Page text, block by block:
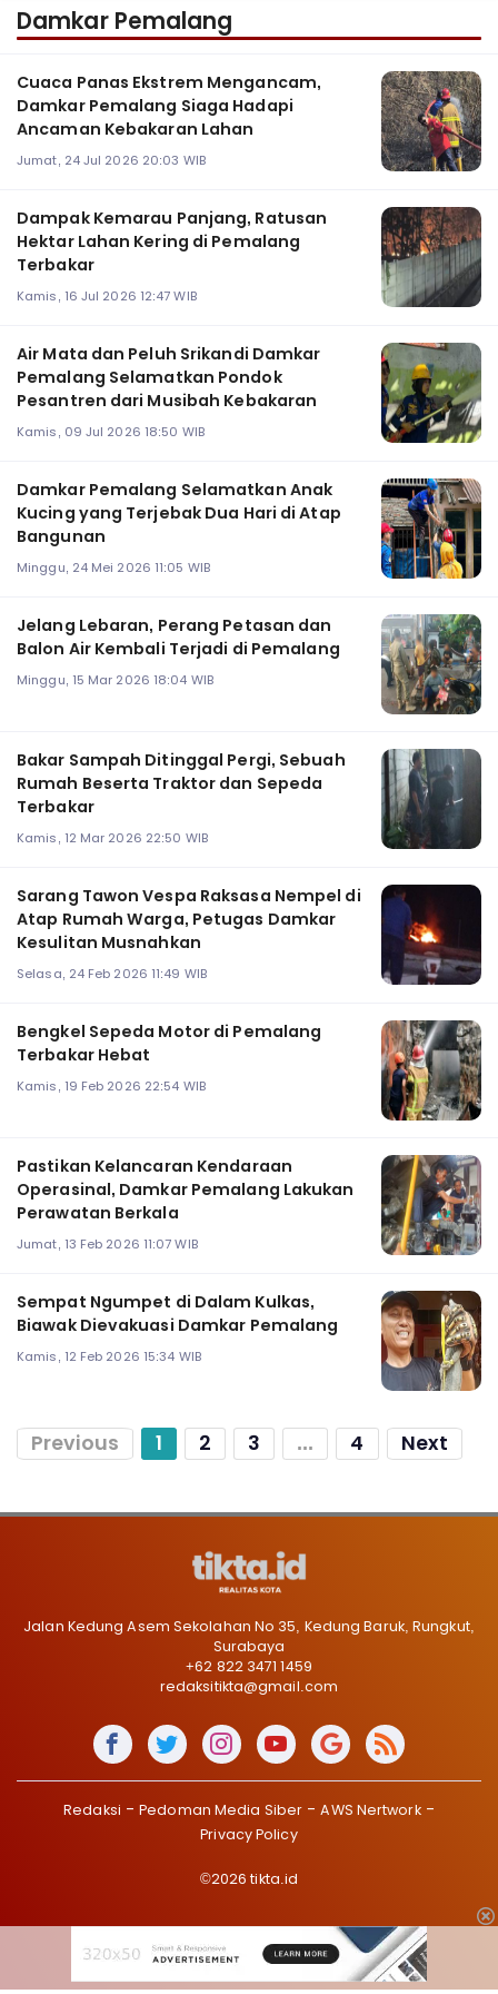
Damkar Pemalang
Cuaca Panas Ekstrem Mengancam,
Damkar Pemalang Siaga Hadapi
Ancaman Kebakaran Lahan
Jumat, 24 Jul 2026 20:03 WIB
Dampak Kemarau Panjang, Ratusan
Hektar Lahan Kering di Pemalang
Terbakar
Kamis, 16 Jul 2026 12:47 WIB
Air Mata dan Peluh Srikandi Damkar
Pemalang Selamatkan Pondok
Pesantren dari Musibah Kebakaran
Kamis, 09 Jul 2026 18:50 WIB
Damkar Pemalang Selamatkan Anak
Kucing yang Terjebak Dua Hari di Atap
Bangunan
Minggu, 24 Mei 2026 11:05 WIB
Jelang Lebaran, Perang Petasan dan
Balon Air Kembali Terjadi di Pemalang
Minggu, 15 Mar 2026 18:04 WIB
Bakar Sampah Ditinggal Pergi, Sebuah
Rumah Beserta Traktor dan Sepeda
Terbakar
Kamis, 12 Mar 2026 22:50 WIB
Sarang Tawon Vespa Raksasa Nempel di
Atap Rumah Warga, Petugas Damkar
Kesulitan Musnahkan
Selasa, 24 Feb 2026 11:49 WIB
Bengkel Sepeda Motor di Pemalang
Terbakar Hebat
Kamis, 19 Feb 2026 22:54 WIB
Pastikan Kelancaran Kendaraan
Operasinal, Damkar Pemalang Lakukan
Perawatan Berkala
Jumat, 13 Feb 2026 11:07 WIB
Sempat Ngumpet di Dalam Kulkas,
Biawak Dievakuasi Damkar Pemalang
Kamis, 12 Feb 2026 15:34 WIB
Previous 1 2 3 ... 4 Next
Jalan Kedung Asem Sekolahan No 35, Kedung Baruk, Rungkut,
Surabaya
+62 822 3471 1459
redaksitikta@gmail.com
Redaksi Pedoman Media Siber
AWS Nertwork
Privacy Policy
©2026 tikta.id